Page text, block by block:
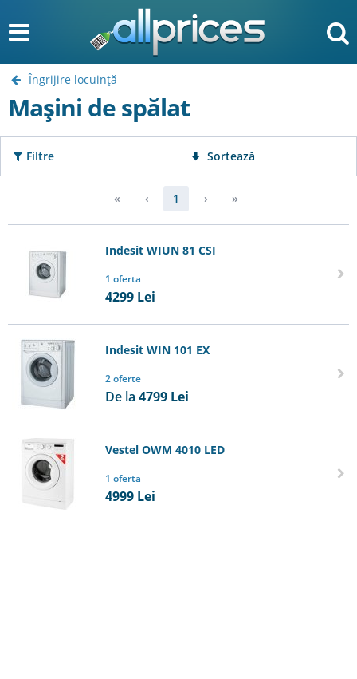
Îngrijire locuinţă
Mașini de spălat
Filtre Sortează
« ‹ 1 › »
Indesit WIUN 81 CSI
1 oferta
4299 Lei
Indesit WIN 101 EX
2 oferte
De la 4799 Lei
Vestel OWM 4010 LED
1 oferta
4999 Lei